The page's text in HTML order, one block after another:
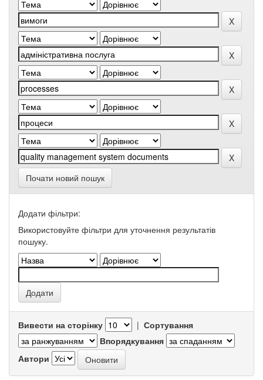
Почати новий пошук
Додати фільтри:
Використовуйте фільтри для уточнення результатів
пошуку.
Вивести на сторінку | Сортування
Впорядкування
Автори